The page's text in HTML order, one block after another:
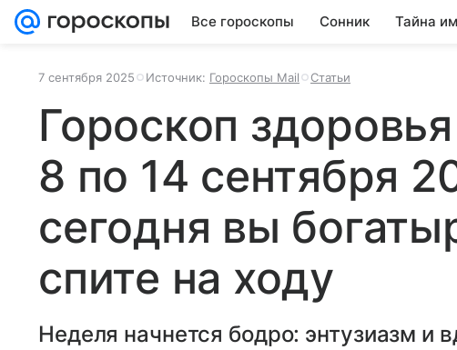
Все гороскопы Сонник Тайна
7 сентября 2025 Источник: Гороскопы Mail Статьи
Гороскоп
8 по 14 сентября
сегодня вы
спите на ходу
Неделя начнется бодро: энтузиазм и